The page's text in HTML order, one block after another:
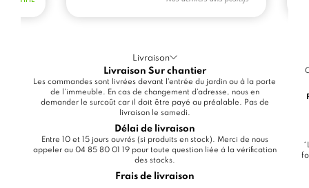
Livraison
Livraison Sur chantier
Les commandes sont livrées devant l'entrée du jardin ou à la porte
de l'immeuble. En cas de changement d'adresse, nous en
demander le surcoût car il doit être payé au préalable. Pas de
livraison le samedi.
Délai de livraison
Entre 10 et 15 jours ouvrés (si produits en stock). Merci de nous
appeler au 04 85 80 01 19 pour toute question liée à la vérification
des stocks.
Frais de livraison